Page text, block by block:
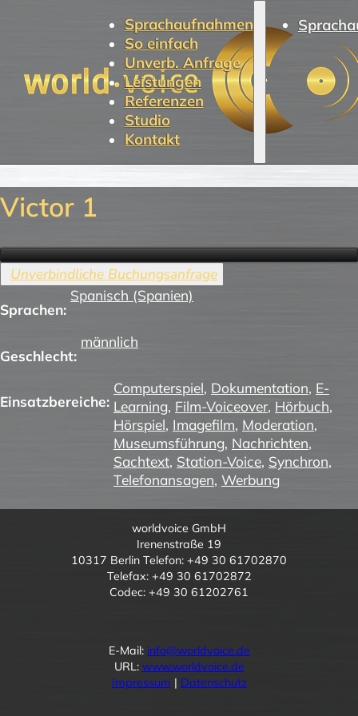
Sprachaufnahmen
So einfach
Unverb. Anfrage
Leistungen
Referenzen
Studio
Kontakt
Victor 1
Sprachen:
Spanisch (Spanien)
Geschlecht:
männlich
Einsatzbereiche:
Computerspiel, Dokumentation, E-
Learning, Film-Voiceover, Hörbuch,
Hörspiel, Imagefilm, Moderation,
Museumsführung, Nachrichten,
Sachtext, Station-Voice, Synchron,
Telefonansagen, Werbung
worldvoice GmbH
Irenenstraße 19
10317 Berlin Telefon: +49 30 61702870
Telefax: +49 30 61702872
Codec: +49 30 61202761
E-Mail: info@worldvoice.de
URL: www.worldvoice.de
Impressum | Datenschutz